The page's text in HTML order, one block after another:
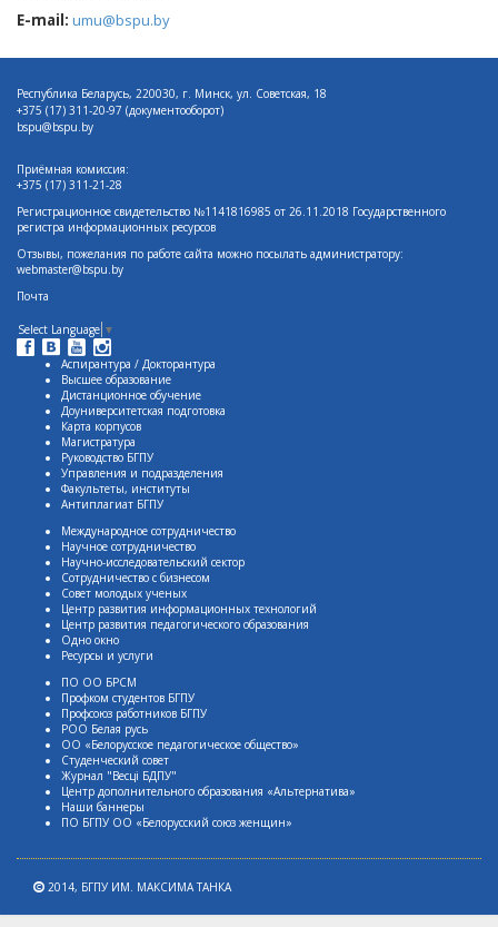
E-mail: umu@bspu.by
Республика Беларусь, 220030, г. Минск, ул. Советская, 18
+375 (17) 311-20-97 (документооборот)
bspu@bspu.by
Приёмная комиссия:
+375 (17) 311-21-28
Регистрационное свидетельство №1141816985 от 26.11.2018 Государственного
регистра информационных ресурсов
Отзывы, пожелания по работе сайта можно посылать администратору:
webmaster@bspu.by
Почта
Select Language ▼
Аспирантура / Докторантура
Высшее образование
Дистанционное обучение
Доуниверситетская подготовка
Карта корпусов
Магистратура
Руководство БГПУ
Управления и подразделения
Факультеты, институты
Антиплагиат БГПУ
Международное сотрудничество
Научное сотрудничество
Научно-исследовательский сектор
Сотрудничество с бизнесом
Совет молодых ученых
Центр развития информационных технологий
Центр развития педагогического образования
Одно окно
Ресурсы и услуги
ПО ОО БРСМ
Профком студентов БГПУ
Профсоюз работников БГПУ
РОО Белая русь
ОО «Белорусское педагогическое общество»
Студенческий совет
Журнал "Весцi БДПУ"
Центр дополнительного образования «Альтернатива»
Наши баннеры
ПО БГПУ ОО «Белорусский союз женщин»
2014, БГПУ ИМ. МАКСИМА ТАНКА